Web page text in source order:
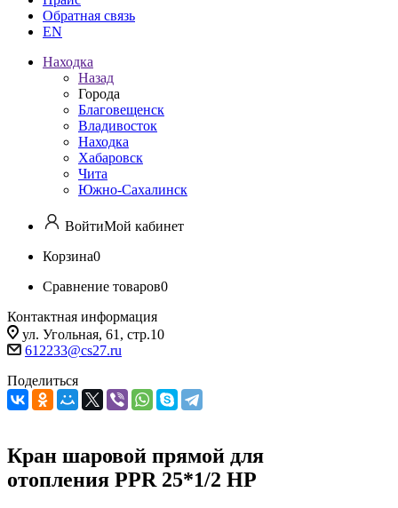
Обратная связь
EN
Находка
Назад
Города
Благовещенск
Владивосток
Находка
Хабаровск
Чита
Южно-Сахалинск
ВойтиМой кабинет
Корзина0
Сравнение товаров0
Контактная информация
ул. Угольная, 61, стр.10
612233@cs27.ru
Поделиться
Кран шаровой прямой для
отопления PPR 25*1/2 НР